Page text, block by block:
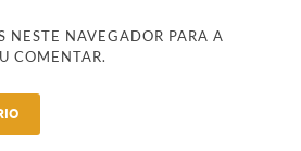
NESTE NAVEGADOR PARA A
COMENTAR.